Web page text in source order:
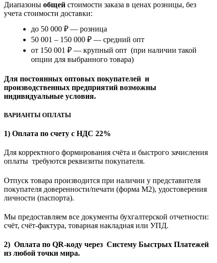
Диапазоны общей стоимости заказа в ценах розницы, без
учета стоимости доставки:
до 50 000 ₽ — розница
50 001 – 150 000 ₽ — средний опт
от 150 001 ₽ — крупный опт (при наличии такой
опции для выбранного товара)
Для постоянных оптовых покупателей и
производственных предприятий возможны
индивидуальные условия.
ВАРИАНТЫ ОПЛАТЫ
1) Оплата по счету с НДС 22%
Для корректного формирования счёта и быстрого зачисления
оплаты требуются реквизиты покупателя.
Отпуск товара производится при наличии у представителя
покупателя доверенности/печати (форма M2), удостоверения
личности (паспорта).
Мы предоставляем все документы бухгалтерской отчетности:
счёт, счёт-фактура, товарная накладная или УПД.
2) Оплата по QR-коду через Систему Быстрых Платежей
из любой точки мира.